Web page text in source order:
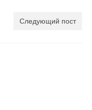
Следующий пост